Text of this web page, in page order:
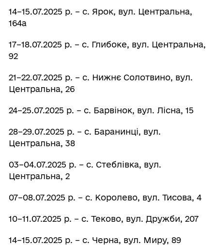
14–15.07.2025 р. – с. Ярок, вул. Центральна,
164а
17–18.07.2025 р. – с. Глибоке, вул. Центральна,
92
21–22.07.2025 р. – с. Нижнє Солотвино, вул.
Центральна, 26
24–25.07.2025 р. – с. Барвінок, вул. Лісна, 15
28–29.07.2025 р. – с. Баранинці, вул.
Центральна, 38
03–04.07.2025 р. – с. Стеблівка, вул.
Центральна, 2
07–08.07.2025 р. – с. Королево, вул. Тисова, 4
10–11.07.2025 р. – с. Теково, вул. Дружби, 207
14–15.07.2025 р. – с. Черна, вул. Миру, 89